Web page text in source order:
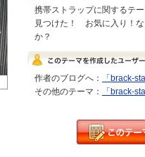
携帯ストラップに関するテー
見つけた！ お気に入り！
か？
作者のブログへ：
「brack-
その他のテーマ：
「brack-